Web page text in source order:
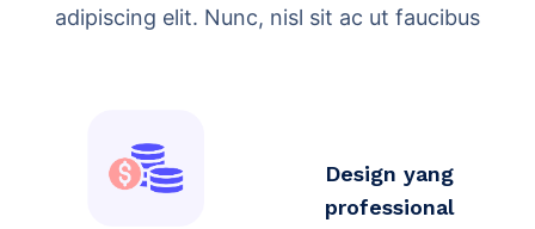
adipiscing elit. Nunc, nisl sit ac ut faucibus
Design yang
professional